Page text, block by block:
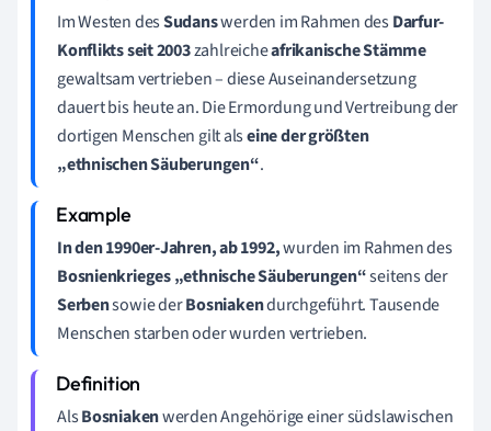
Im Westen desSudanswerden im Rahmen desDarfur-
Konflikts seit 2003zahlreicheafrikanische Stämme
gewaltsam vertrieben – diese Auseinandersetzung
dauert bis heute an. Die Ermordung und Vertreibung der
dortigen Menschen gilt alseine der größten
„ethnischen Säuberungen“.
In den 1990er-Jahren, ab 1992,wurden im Rahmen des
Bosnienkrieges „ethnische Säuberungen“seitens der
Serbensowie derBosniakendurchgeführt. Tausende
Menschen starben oder wurden vertrieben.
AlsBosniakenwerden Angehörige einer südslawischen